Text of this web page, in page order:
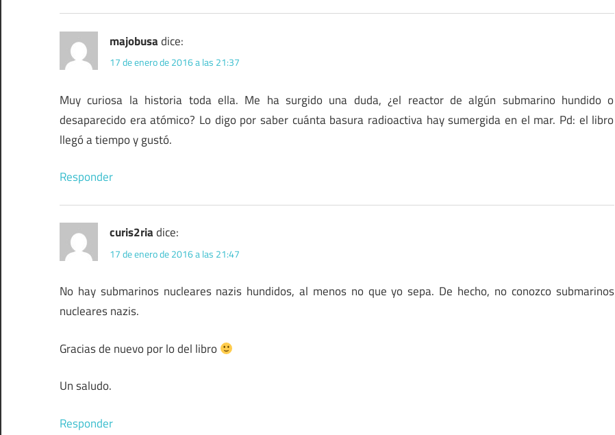
majobusadice:
17 de enero de 2016 a las 21:37
Muy curiosa la historia toda ella. Me ha surgido una duda, ¿el reactor de algún submarino hundido o
desaparecido era atómico? Lo digo por saber cuánta basura radioactiva hay sumergida en el mar. Pd: el libro
llegó a tiempo y gustó.
Responder
curis2riadice:
17 de enero de 2016 a las 21:47
No hay submarinos nucleares nazis hundidos, al menos no que yo sepa. De hecho, no conozco submarinos
nucleares nazis.
Gracias de nuevo por lo del libro
Un saludo.
Responder